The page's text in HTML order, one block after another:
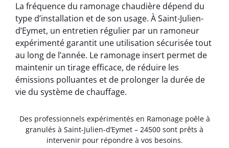
La fréquence du ramonage chaudière dépend du
type d’installation et de son usage. À Saint-Julien-
d’Eymet, un entretien régulier par un ramoneur
expérimenté garantit une utilisation sécurisée tout
au long de l’année. Le ramonage insert permet de
maintenir un tirage efficace, de réduire les
émissions polluantes et de prolonger la durée de
vie du système de chauffage.
Des professionnels expérimentés en Ramonage poêle à
granulés à Saint-Julien-d’Eymet – 24500 sont prêts à
intervenir pour répondre à vos besoins.